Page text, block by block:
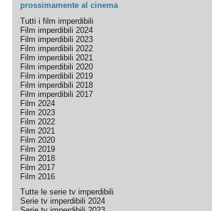
prossimamente al cinema
Tutti i film imperdibili
Film imperdibili 2024
Film imperdibili 2023
Film imperdibili 2022
Film imperdibili 2021
Film imperdibili 2020
Film imperdibili 2019
Film imperdibili 2018
Film imperdibili 2017
Film 2024
Film 2023
Film 2022
Film 2021
Film 2020
Film 2019
Film 2018
Film 2017
Film 2016
Tutte le serie tv imperdibili
Serie tv imperdibili 2024